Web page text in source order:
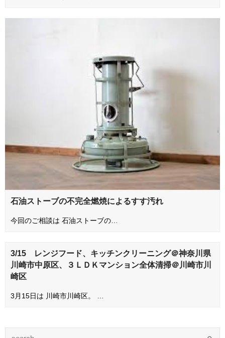
石油ストーブの不完全燃焼によるすす汚れ
今回のご相談は 石油ストーブの…
3/15 レンジフード、キッチンクリーニング＠神奈川県
川崎市中原区、３ＬＤＫマンション全体清掃＠川崎市川
崎区
3月15日は 川崎市川崎区。 …